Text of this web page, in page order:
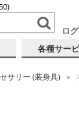
ロ
各種サー
サリー (装身具)